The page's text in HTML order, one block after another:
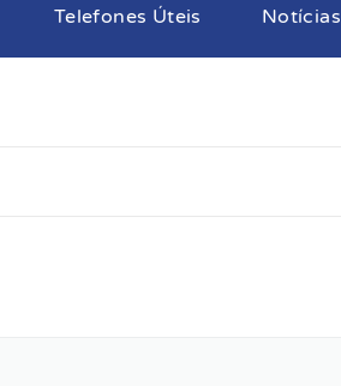
Telefones Úteis Notícias